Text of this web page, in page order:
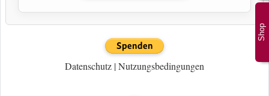
Shop
Datenschutz |Nutzungsbedingungen